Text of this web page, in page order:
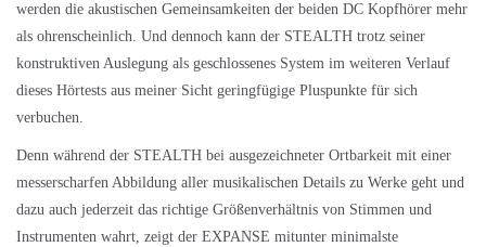
werden die akustischen Gemeinsamkeiten der beiden DC Kopfhörer mehr
als ohrenscheinlich. Und dennoch kann der STEALTH trotz seiner
konstruktiven Auslegung als geschlossenes System im weiteren Verlauf
dieses Hörtests aus meiner Sicht geringfügige Pluspunkte für sich
verbuchen.
Denn während der STEALTH bei ausgezeichneter Ortbarkeit mit einer
messerscharfen Abbildung aller musikalischen Details zu Werke geht und
dazu auch jederzeit das richtige Größenverhältnis von Stimmen und
Instrumenten wahrt, zeigt der EXPANSE mitunter minimalste